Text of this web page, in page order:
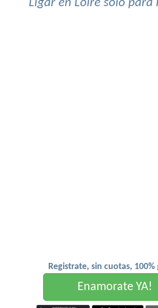
Ligar en Loire solo para
Registrate, sin cuotas, 100%
Enamorate YA!